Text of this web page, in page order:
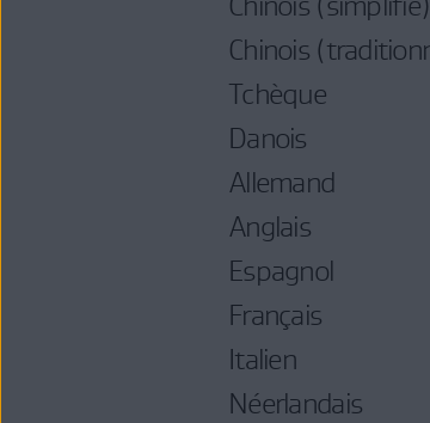
Chinois
Tchèque
Danois
Allemand
Anglais
Espagnol
Français
Italien
Néerlandais